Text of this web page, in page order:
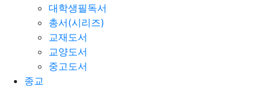
대학생필독서
총서(시리즈)
교재도서
교양도서
중고도서
종교